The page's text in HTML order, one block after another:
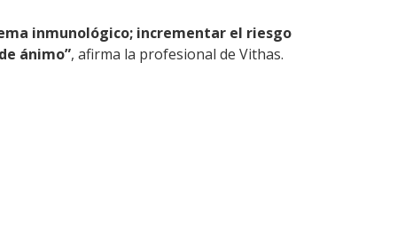
inmunológico; incrementar el riesgo
ánimo”, afirma la profesional de Vithas.